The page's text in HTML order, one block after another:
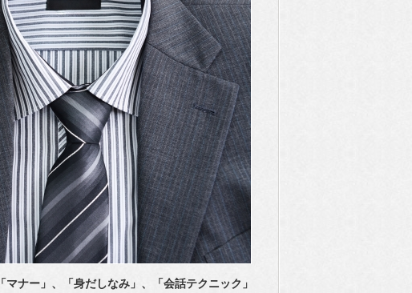
「マナー」、「身だしなみ」、「会話テクニック」